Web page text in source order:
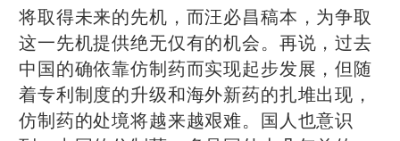
将取得未来的先机，而汪必昌稿本，为争取
这一先机提供绝无仅有的机会。 再说，过去
中国的确依靠仿制药而实现起步发展，但随
着专利制度的升级和海外新药的扎堆出现，
仿制药的处境将越来越艰难。国人也意识